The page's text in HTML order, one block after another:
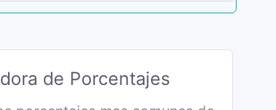
de Porcentajes